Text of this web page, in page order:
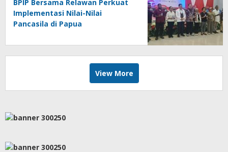
BPIP Bersama Relawan Perkuat
Implementasi Nilai-Nilai
Pancasila di Papua
View More